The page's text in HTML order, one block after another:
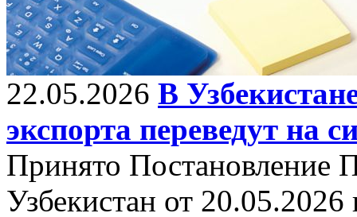
22.05.2026 В
экспорта переведут на
Принято Постановление
Узбекистан от